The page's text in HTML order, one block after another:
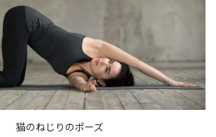
猫のねじりのポーズ